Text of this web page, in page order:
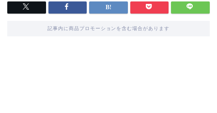
記事内に商品プロモーションを含む場合があります